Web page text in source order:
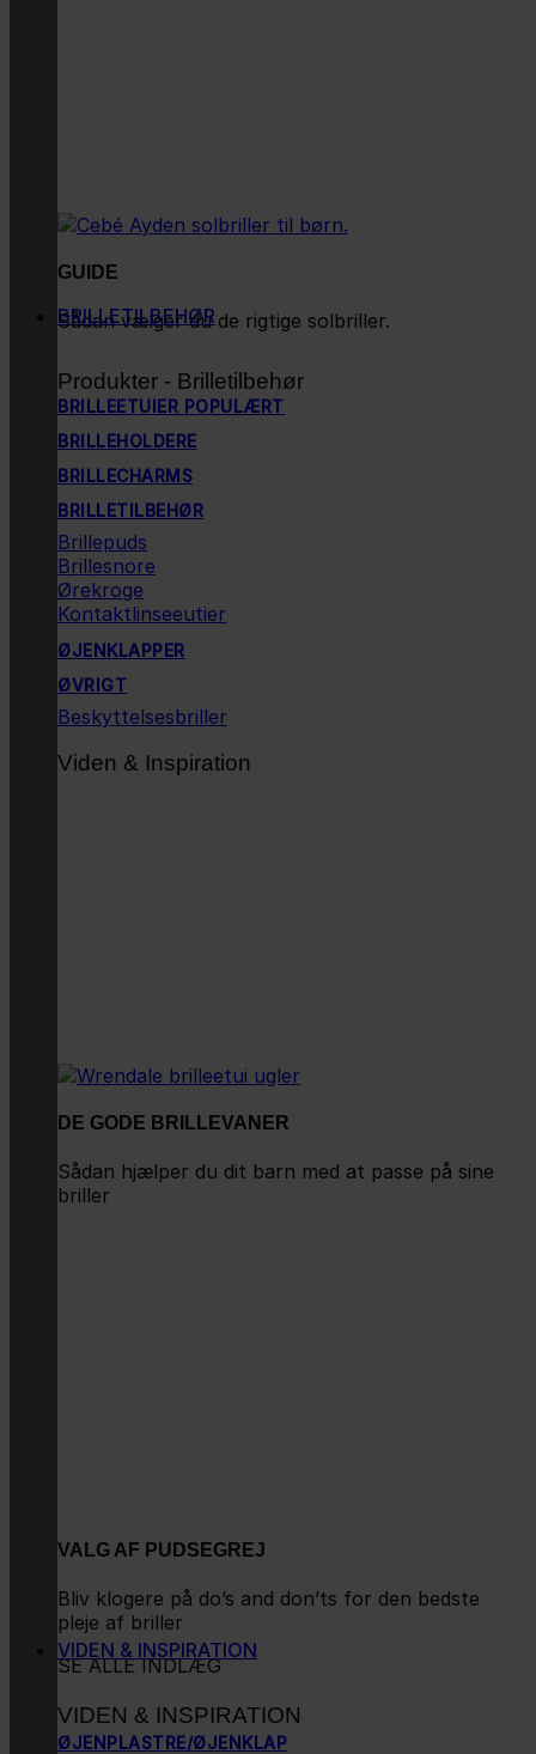
GUIDE
Sådan vælger du de rigtige solbriller.
BRILLETILBEHØR
Produkter - Brilletilbehør
BRILLEETUIER
BRILLEHOLDERE
BRILLECHARMS
BRILLETILBEHØR
Brillepuds
Brillesnore
Ørekroge
Kontaktlinseeutier
ØJENKLAPPER
ØVRIGT
Beskyttelsesbriller
Viden & Inspiration
DE GODE BRILLEVANER
Sådan hjælper du dit barn med at passe på sine
briller
VALG AF PUDSEGREJ
Bliv klogere på do’s and don’ts for den bedste
pleje af briller
SE ALLE INDLÆG
VIDEN & INSPIRATION
VIDEN & INSPIRATION
ØJENPLASTRE/ØJENKLAP